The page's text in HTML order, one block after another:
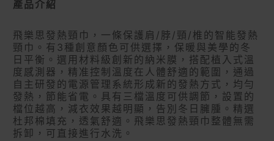
產品介紹
飛樂思發熱頸巾，一條保護肩/脖/頸/椎的智能發熱
頸巾。有3種創意顏色可供選擇，保暖與美學的冬
日平衡。選用材料級創新的納米膜，搭配植入式溫
度感測器，精准控制溫度在人體舒適的範圍，通過
自主研發的電源管理系統形成新的發熱方式，均勻
發熱，節能省電。具有三檔溫度可供調節，設置的
檔位越高，減衣效果越明顯，告別冬日臃腫。精選
杜邦棉填充，透氣舒適。飛樂思發熱頸巾整體無需
拆卸，可直接進行水洗。